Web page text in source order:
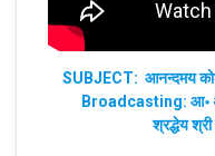
SUBJECT: आनन्दमय कोश
Broadcasting: आ॰
श्रद्धेय श्री